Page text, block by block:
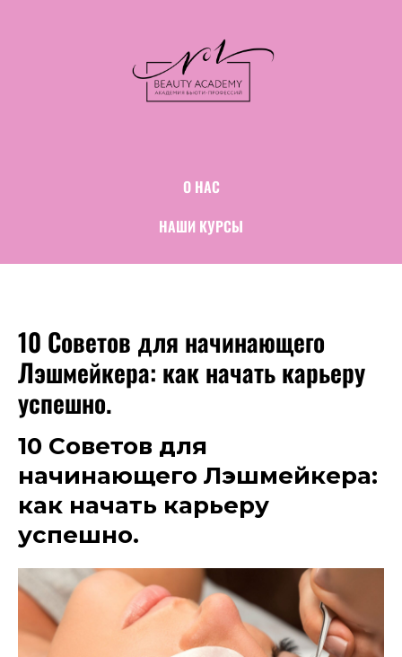
О НАС
НАШИ КУРСЫ
10 Советов для начинающего
Лэшмейкера: как начать карьеру
успешно.
10 Советов для
начинающего Лэшмейкера:
как начать карьеру
успешно.